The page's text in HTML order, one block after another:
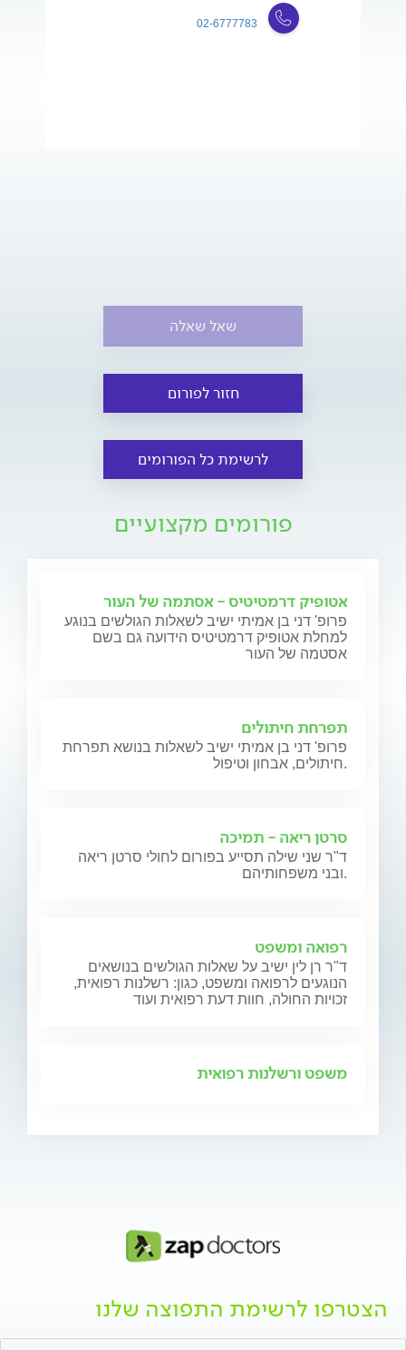
02-6777783
שאל שאלה
חזור לפורום
לרשימת כל הפורומים
פורומים מקצועיים
אטופיק דרמטיטיס - אסתמה של העור
פרופ' דני בן אמיתי ישיב לשאלות הגולשים בנוגע
למחלת אטופיק דרמטיטיס הידועה גם בשם
אסטמה של העור
תפרחת חיתולים
פרופ' דני בן אמיתי ישיב לשאלות בנושא תפרחת
חיתולים, אבחון וטיפול.
סרטן ריאה - תמיכה
ד"ר שני שילה תסייע בפורום לחולי סרטן ריאה
ובני משפחותיהם.
רפואה ומשפט
ד"ר רן לין ישיב על שאלות הגולשים בנושאים
הנוגעים לרפואה ומשפט, כגון: רשלנות רפואית,
זכויות החולה, חוות דעת רפואית ועוד
משפט ורשלנות רפואית
הצטרפו לרשימת התפוצה שלנו